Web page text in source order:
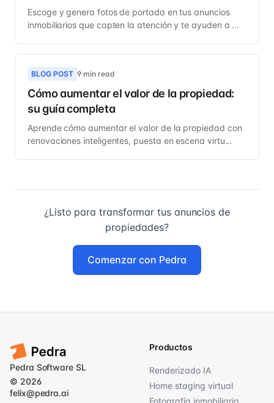
Escoge y genera fotos de portada en tus anuncios
inmobiliarios que capten la atención y te ayuden a ...
BLOG POST 9 min read
Cómo aumentar el valor de la propiedad:
su guía completa
Aprende cómo aumentar el valor de la propiedad con
renovaciones inteligentes, puesta en escena virtu...
¿Listo para transformar tus anuncios de
propiedades?
Comenzar con Pedra
Productos
Renderizado IA
Home staging virtual
Fotografía inmobiliaria
Pedra Software SL
© 2026
felix@pedra.ai